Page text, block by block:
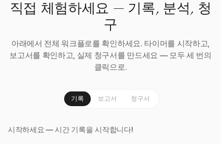
직접 체험하세요 — 기록, 분석, 청
구
아래에서 전체 워크플로를 확인하세요. 타이머를 시작하고,
보고서를 확인하고, 실제 청구서를 만드세요 — 모두 세 번의
클릭으로.
기록 보고서 청구서
시작하세요 — 시간 기록을 시작합니다!